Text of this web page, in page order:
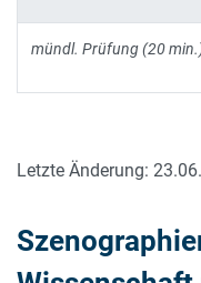
mündl. Prüfung (20
Letzte Änderung: